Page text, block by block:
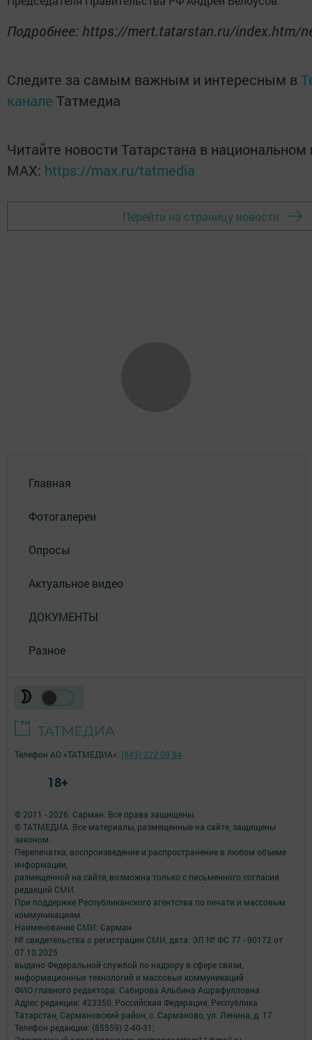
Подробнее: https://mert.tatarstan.ru/index.htm/
Следите за самым важным и интересным в
канале Татмедиа
Читайте новости Татарстана в
MАХ: https://max.ru/tatmedia
Перейти на страницу новости
Главная
Фотогалереи
Опросы
Актуальное видео
ДОКУМЕНТЫ
Разное
© 2011 - 2026. Сарман. Все права защищены.
© ТАТМЕДИА. Все материалы, размещенные на сайте, защищены
законом.
Перепечатка, воспроизведение и распространение в любом объеме
информации,
размещенной на сайте, возможна только с письменного согласия
редакций СМИ.
При поддержке Республиканского агентства по печати и массовым
коммуникациям.
Наименование СМИ: Сарман
№ свидетельства о регистрации СМИ, дата: ЭЛ № ФС 77 - 90172 от
07.10.2025
выдано Федеральной службой по надзору в сфере связи,
информационных технологий и массовых коммуникаций
ФИО главного редактора: Сабирова Альбина Ашрафулловна
Адрес редакции: 423350, Российская Федерация, Республика
Татарстан, Сармановский район, с. Сарманово, ул. Ленина, д. 17
Телефон редакции: (85559) 2-40-31;
Телефон АО «ТАТМЕДИА»: (843) 222 09 84
18+